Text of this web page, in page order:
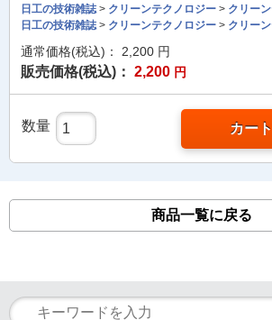
日工の技術雑誌> クリーンテクノロジー > クリー
日工の技術雑誌> クリーンテクノロジー > クリー
通常価格(税込)： 2,200 円
販売価格(税込)： 2,200 円
数量 カー
商品一覧に戻る